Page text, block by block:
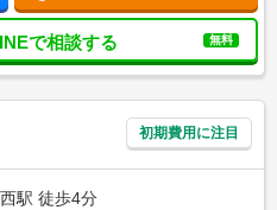
で相談する 無料
初期費用に注目
駅 徒歩4分